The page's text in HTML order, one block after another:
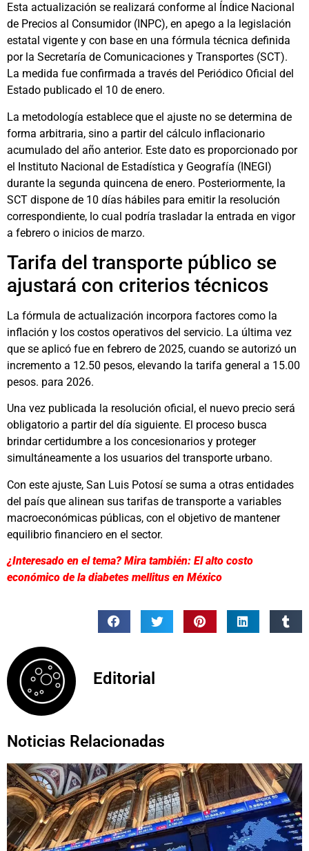
Esta actualización se realizará conforme al Índice Nacional
de Precios al Consumidor (INPC), en apego a la legislación
estatal vigente y con base en una fórmula técnica definida
por la Secretaría de Comunicaciones y Transportes (SCT).
La medida fue confirmada a través del Periódico Oficial del
Estado publicado el 10 de enero.
La metodología establece que el ajuste no se determina de
forma arbitraria, sino a partir del cálculo inflacionario
acumulado del año anterior. Este dato es proporcionado por
el Instituto Nacional de Estadística y Geografía (INEGI)
durante la segunda quincena de enero. Posteriormente, la
SCT dispone de 10 días hábiles para emitir la resolución
correspondiente, lo cual podría trasladar la entrada en vigor
a febrero o inicios de marzo.
Tarifa del transporte público se
ajustará con criterios técnicos
La fórmula de actualización incorpora factores como la
inflación y los costos operativos del servicio. La última vez
que se aplicó fue en febrero de 2025, cuando se autorizó un
incremento a 12.50 pesos, elevando la tarifa general a 15.00
pesos. para 2026.
Una vez publicada la resolución oficial, el nuevo precio será
obligatorio a partir del día siguiente. El proceso busca
brindar certidumbre a los concesionarios y proteger
simultáneamente a los usuarios del transporte urbano.
Con este ajuste, San Luis Potosí se suma a otras entidades
del país que alinean sus tarifas de transporte a variables
macroeconómicas públicas, con el objetivo de mantener
equilibrio financiero en el sector.
¿Interesado en el tema? Mira también: El alto costo
económico de la diabetes mellitus en México
Editorial
Noticias Relacionadas